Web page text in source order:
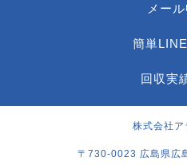
メー
簡単
回収実
株式会社ア
〒730-0023 広島県広